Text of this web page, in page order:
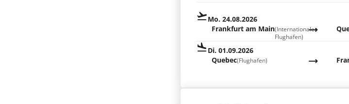
Mo. 24.08.2026
Frankfurt am Main(Internationaler
Flughafen)
Di. 01.09.2026
Quebec(Flughafen)